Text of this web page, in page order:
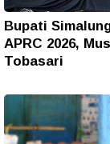
Bupati
APRC 2026,
Tobasari